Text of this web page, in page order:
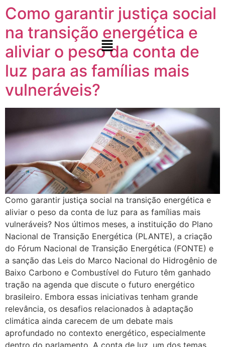
Como garantir justiça social
na transição energética e
aliviar o peso da conta de
luz para as famílias mais
vulneráveis?​
Como garantir justiça social na transição energética e aliviar o peso da conta de luz para as famílias mais vulneráveis? Nos últimos meses, a instituição do Plano Nacional de Transição Energética (PLANTE), a criação do Fórum Nacional de Transição Energética (FONTE) e a sanção das Leis do Marco Nacional do Hidrogênio de Baixo Carbono e Combustível do Futuro têm ganhado tração na agenda que discute o futuro energético brasileiro. Embora essas iniciativas tenham grande relevância, os desafios relacionados à adaptação climática ainda carecem de um debate mais aprofundado no contexto energético, especialmente dentro do parlamento. A conta de luz, um dos temas que mais despertam a atenção dos deputados e senadores, influencia diretamente a capacidade das famílias brasileiras, especialmente no Norte e Nordeste, de atenderem suas necessidades básicas, como alimentação, conforme o estudo “Justiça Energética – Pesquisa de Opinião Pública, publicado pelo Instituto Pólis. As famílias em maior vulnerabilidade socioeconômica, que dependem da energia para terem acesso à educação, conforto térmico e demais condições para ter uma boa qualidade de vida estão tendo dificuldades para pagarem suas contas todo mês. Na medida que o tempo passa, esse quadro vai se agravando gradativamente, exigindo uma revisão rápida que promova justiça tarifária com essa situação em mente. Com esse objetivo, três projetos de lei foram apresentados no parlamento em outubro, visando ampliar o debate de justiça social no processo de transição energética em curso. As propostas buscam: garantir a participação da sociedade civil e movimentos sociais no âmbito do Conselho Nacional de Política Energética (CNPE); definir o conceito de pobreza energética, bem como medidas para seu combate; e por fim, a atualização das faixas de consumo dos beneficiários da Tarifa Social de Energia Elétrica. Apresentadas pela deputada Carla Ayres (PT/SC), as iniciativas representam um primeiro passo para preencher a lacuna de discussão sobre inclusão social no Congresso Nacional, trazendo o tema para o centro de debate. E você, como acha que a transição energética pode promover justiça social e climática? Leia o estudo completo e compartilhe essa mensagem para ampliarmos o debate! Leia o Documento Anterior Notícias Como garantir justiça social na transição energética e aliviar o peso da conta de luz para as famílias mais vulneráveis?​ Como garantir justiça social na transição energética e aliviar o… Leia mais 21 de outubro de 2024 Consulta Pública: Coalizão Energia Limpa contribui com o MME sobre a operação em condição diferenciada de usinas termoelétricas para atendimento de potência no SIN Coalizão Energia Limpa contribui com o MME sobre a operação… Leia mais 7 de outubro de 2024 Posicionamento Crítico Crise Hídrica e Energia: Propostas para Aumentar a Resiliência do Sistema Elétrico no Horário de Ponta Posicionamento Crítico | Crise Hídrica e Resiliência Energética: Soluções para… Leia mais 26 de setembro de 2024 Organizações Lançam Posicionamento crítico à Nova Política Nacional de Transição Energética e ao Decreto “Gás para Empregar” Organizações Lançam Posicionamento crítico à Nova Política Nacional de Transição… Leia mais 4 de setembro de 2024 Coalizão Energia Limpa participa da Consulta Pública do MME sobre processo de licenciamento ambiental Coalizão Energia Limpa participa da Consulta Pública do MME sobre… Leia mais 29 de julho de 2024 Carregar mais Consulta Pública: Coalizão Energia Limpa contribui com o MME sobre a operação em condição diferenciada de usinas termoelétricas para atendimento de potência no SIN 7 de outubro de 2024.elementor-663 .elementor-element.elementor-element-146986ff{–display:flex;–flex-direction:column;–container-widget-width:100%;–container-widget-height:initial;–container-widget-flex-grow:0;–container-widget-align-self:initial;–flex-wrap-mobile:wrap;–background-transition:0.3s;}.elementor-widget-image .widget-image-caption{color:var( –e-global-color-text );font-family:var( –e-global-typography-text-font-family ), Sans-serif;font-size:var( –e-global-typography-text-font-size );font-weight:var( –e-global-typography-text-font-weight );}.elementor-663 .elementor-element.elementor-element-13ee6f7e > .elementor-widget-container{margin:-10px 0px 0px 0px;}.elementor-663 .elementor-element.elementor-element-18403a1f{–display:flex;–flex-direction:row;–container-widget-width:initial;–container-widget-height:100%;–container-widget-flex-grow:1;–container-widget-align-self:stretch;–flex-wrap-mobile:wrap;–gap:0px 16px;–background-transition:0.3s;–margin-top:0px;–margin-bottom:0px;–margin-left:0px;–margin-right:0px;–padding-top:0px;–padding-bottom:0px;–padding-left:0px;–padding-right:0px;}.elementor-663 .elementor-element.elementor-element-558f9ce4{–display:flex;–flex-direction:column;–container-widget-width:100%;–container-widget-height:initial;–container-widget-flex-grow:0;–container-widget-align-self:initial;–flex-wrap-mobile:wrap;–background-transition:0.3s;}.elementor-663 .elementor-element.elementor-element-558f9ce4.e-con{–flex-grow:0;–flex-shrink:0;}.elementor-widget-heading .elementor-heading-title{color:var( –e-global-color-primary );font-family:var( –e-global-typography-primary-font-family ), Sans-serif;font-size:var( –e-global-typography-primary-font-size );font-weight:var( –e-global-typography-primary-font-weight );}.elementor-663 .elementor-element.elementor-element-27733e87 .wpr-post-info-taxonomy a{display:inline-block;color:#605BE5;padding:0px 0px 0px 0px;margin:0px 0px 0px 0px;border-style:none;border-radius:0px 0px 0px 0px;}.elementor-663 .elementor-element.elementor-element-27733e87 .wpr-post-info-taxonomy > span:not(.wpr-post-info-text){display:inline-block;color:#605BE5;padding:0px 0px 0px 0px;margin:0px 0px 0px 0px;border-style:none;border-radius:0px 0px 0px 0px;}.elementor-663 .elementor-element.elementor-element-27733e87 .wpr-post-info-vertical li{padding-bottom:0px;margin-bottom:0px;}.elementor-663 .elementor-element.elementor-element-27733e87 .wpr-post-info-horizontal li{padding-right:0px;}.elementor-663 .elementor-element.elementor-element-27733e87 .wpr-post-info-horizontal li:after{right:calc(0px / 2);}.elementor-663 .elementor-element.elementor-element-27733e87 .wpr-post-info{text-align:center;}.elementor-663 .elementor-element.elementor-element-27733e87 .wpr-post-info li{color:#959595;}.elementor-663 .elementor-element.elementor-element-27733e87 .wpr-post-info li:not(.wpr-post-info-taxonomy):not(.wpr-post-info-custom-field) a{color:#959595;}.elementor-663 .elementor-element.elementor-element-27733e87 .wpr-post-info li:not(.wpr-post-info-taxonomy):not(.wpr-post-info-custom-field){font-size:12px;}.elementor-663 .elementor-element.elementor-element-27733e87 .wpr-post-info li a{transition-duration:0.1s;}.elementor-663 .elementor-element.elementor-element-27733e87 .avatar{border-radius:0px 0px 0px 0px;}.elementor-663 .elementor-element.elementor-element-27733e87 .wpr-post-info-taxonomy a, .elementor-663 .elementor-element.elementor-element-27733e87 .wpr-post-info-taxonomy > span:not(.wpr-post-info-text){font-size:15px;}.elementor-663 .elementor-element.elementor-element-27733e87 .wpr-post-info-taxonomy a:hover{color:#54595F;}.elementor-663 .elementor-element.elementor-element-27733e87 .wpr-post-info li:not(.wpr-post-info-custom-field) i{color:#333333;}.elementor-663 .elementor-element.elementor-element-27733e87 .wpr-post-info li:not(.wpr-post-info-custom-field) svg{fill:#333333;}.elementor-663 .elementor-element.elementor-element-27733e87 .wpr-post-info li i{font-size:16px;margin-right:5px;}.elementor-663 .elementor-element.elementor-element-27733e87 .wpr-post-info li svg{width:16px;height:16px;margin-right:5px;}.elementor-663 .elementor-element.elementor-element-27733e87 .wpr-post-info li .wpr-post-info-text{color:#333333;font-size:12px;}.elementor-663 .elementor-element.elementor-element-27733e87 .wpr-post-info li .wpr-post-info-text span{margin-right:10px;}.elementor-663 .elementor-element.elementor-element-27733e87.elementor-element{–align-self:flex-start;}.elementor-widget-text-editor{color:var( –e-global-color-text );font-family:var( –e-global-typography-text-font-family ), Sans-serif;font-size:var( –e-global-typography-text-font-size );font-weight:var( –e-global-typography-text-font-weight );}.elementor-widget-text-editor.elementor-drop-cap-view-stacked .elementor-drop-cap{background-color:var( –e-global-color-primary );}.elementor-widget-text-editor.elementor-drop-cap-view-framed .elementor-drop-cap, .elementor-widget-text-editor.elementor-drop-cap-view-default .elementor-drop-cap{color:var( –e-global-color-primary );border-color:var( –e-global-color-primary );}.elementor-663 .elementor-element.elementor-element-43032981{text-align:justify;color:#646464;}.elementor-663 .elementor-element.elementor-element-43032981 > .elementor-widget-container{margin:10px 10px 10px 10px;padding:10px 10px 10px 10px;}.elementor-663 .elementor-element.elementor-element-63faaa66 .wpr-post-navigation-wrap{border-color:#e8e8e8;border-width:1px 0 1px 0;}.elementor-663 .elementor-element.elementor-element-63faaa66 .wpr-post-nav-divider{background-color:#e8e8e8;width:1px;}.elementor-663 .elementor-element.elementor-element-63faaa66 .wpr-post-navigation-wrap.wpr-post-nav-dividers{padding:0px 0px 0px 0px;}.elementor-663 .elementor-element.elementor-element-63faaa66 .wpr-post-nav-bg-images .wpr-post-navigation{padding:0px 0px 0px 0px;}.elementor-663 .elementor-element.elementor-element-63faaa66 .wpr-post-navigation i{color:#605BE5;border-color:#E8E8E8;transition:color 0.5s, background-color 0.5s, border-color 0.5s;font-size:7px;width:40px;height:50px;line-height:50px;border-style:none;border-radius:0px 0px 0px 0px;}.elementor-663 .elementor-element.elementor-element-63faaa66 .wpr-post-navigation svg path{color:#605BE5;}.elementor-663 .elementor-element.elementor-element-63faaa66 .wpr-posts-navigation-svg-wrapper svg{fill:#605BE5;transition:fill 0.